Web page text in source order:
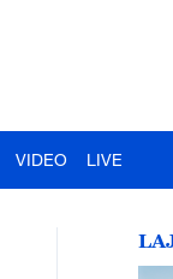
VIDEO LIVE